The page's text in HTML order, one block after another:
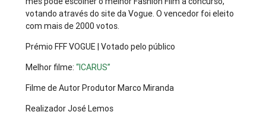
votando através do site da Vogue. O vencedor foi eleito
com mais de 2000 votos.
Prémio FFF VOGUE | Votado pelo público
Melhor filme:“ICARUS”
Filme de Autor Produtor Marco Miranda
Realizador José Lemos